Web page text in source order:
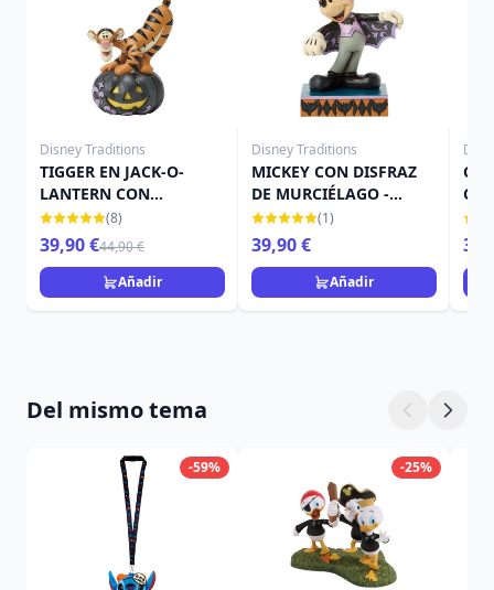
Disney Traditions
TIGGER EN JACK-O-
LANTERN CON
MURCIÉLAGO - DISNEY
TRADITIONS
(8)
39,90 €44,90 €
Añadir
Disney Traditions
MICKEY CON DISFRAZ
DE MURCIÉLAGO -
DISNEY TRADITIONS
(1)
39,90 €
Añadir
Del mismo tema
-59% -25%